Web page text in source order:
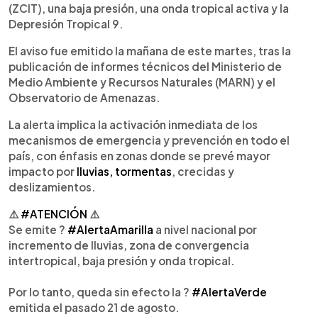
(ZCIT), una baja presión, una onda tropical activa y la
Depresión Tropical 9.
El aviso fue emitido la mañana de este martes, tras la
publicación de informes técnicos del Ministerio de
Medio Ambiente y Recursos Naturales (MARN) y el
Observatorio de Amenazas.
La alerta implica la activación inmediata de los
mecanismos de emergencia y prevención en todo el
país, con énfasis en zonas donde se prevé mayor
impacto por lluvias, tormentas , crecidas y
deslizamientos.
⚠️ #ATENCIÓN ⚠️
Se emite ? #AlertaAmarilla a nivel nacional por
incremento de lluvias, zona de convergencia
intertropical, baja presión y onda tropical.
Por lo tanto, queda sin efecto la ? #AlertaVerde
emitida el pasado 21 de agosto.